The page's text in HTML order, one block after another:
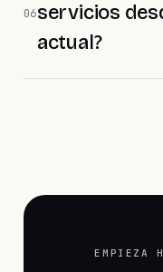
06servicios
actual?
EMPIEZA